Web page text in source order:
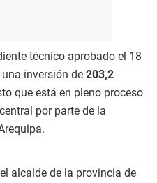
técnico aprobado el 18
inversión de 203,2
que está en pleno proceso
por parte de la
alcalde de la provincia de